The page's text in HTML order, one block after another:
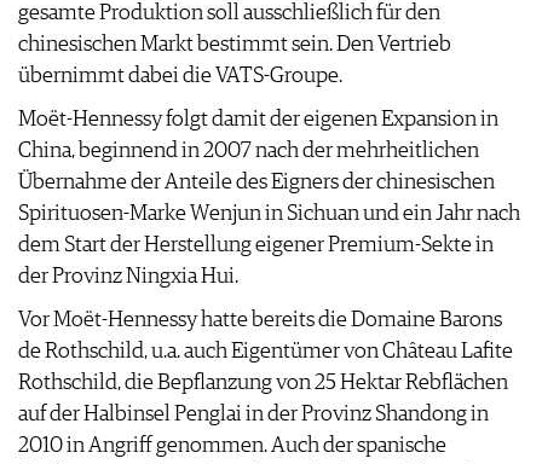
GEWINNSPIELE
ABO
WEINSUCHE
NEWSLETTER
WINE TRADE CLUB
REDAKTION
JOBS
WERBUNG
PRESSE
IMPRESSUM
AGB & DATENSCHUTZ
FAQ
gesamte Produktion soll ausschließlich für den
chinesischen Markt bestimmt sein. Den Vertrieb
übernimmt dabei die VATS-Groupe.
Moët-Hennessy folgt damit der eigenen Expansion in
China, beginnend in 2007 nach der mehrheitlichen
Übernahme der Anteile des Eigners der chinesischen
Spirituosen-Marke Wenjun in Sichuan und ein Jahr nach
dem Start der Herstellung eigener Premium-Sekte in
der Provinz Ningxia Hui.
Vor Moët-Hennessy hatte bereits die Domaine Barons
de Rothschild, u.a. auch Eigentümer von Château Lafite
Rothschild, die Bepflanzung von 25 Hektar Rebflächen
auf der Halbinsel Penglai in der Provinz Shandong in
2010 in Angriff genommen. Auch der spanische